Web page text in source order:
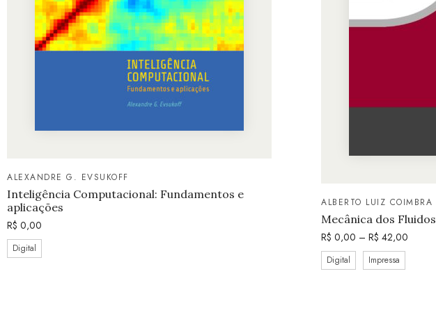
ALEXANDRE G. EVSUKOFF
Inteligência Computacional: Fundamentos e
aplicações
R$ 0,00
Digital
ALBERTO LUIZ COIMBRA
Mecânica dos Fluidos
R$ 0,00 – R$ 42,00
Digital Impressa